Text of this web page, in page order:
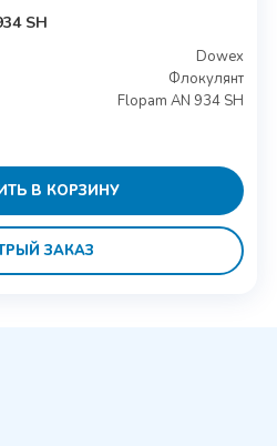
SH
Dowex
Флокулянт
Flopam AN 934 SH
В КОРЗИНУ
ЗАКАЗ